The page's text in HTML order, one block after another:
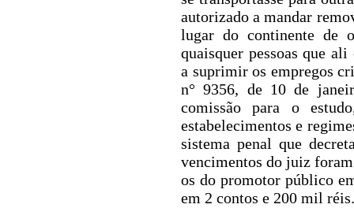
autorizado a mandar
lugar do continente de
quaisquer pessoas que
a suprimir os empregos
n° 9356, de 10 de
comissão para o
estabelecimentos e
sistema penal que
vencimentos do juiz
os do promotor público
em 2 contos e 200 mil réis.